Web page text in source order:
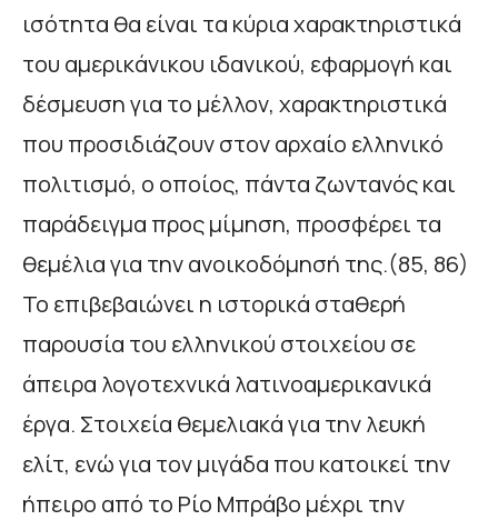
ισότητα θα είναι τα κύρια χαρακτηριστικά
του αμερικάνικου ιδανικού, εφαρμογή και
δέσμευση για το μέλλον, χαρακτηριστικά
που προσιδιάζουν στον αρχαίο ελληνικό
πολιτισμό, ο οποίος, πάντα ζωντανός και
παράδειγμα προς μίμηση, προσφέρει τα
θεμέλια για την ανοικοδόμησή της.(85, 86)
Το επιβεβαιώνει η ιστορικά σταθερή
παρουσία του ελληνικού στοιχείου σε
άπειρα λογοτεχνικά λατινοαμερικανικά
έργα. Στοιχεία θεμελιακά για την λευκή
ελίτ, ενώ για τον μιγάδα που κατοικεί την
ήπειρο από το Ρίο Μπράβο μέχρι την